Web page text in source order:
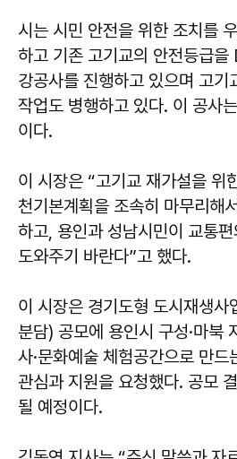
시는 시민 안전을 위한 조치를
하고 기존 고기교의 안전등급
강공사를 진행하고 있으며 고기
작업도 병행하고 있다. 이 공사
이다.
이 시장은 “고기교 재가설을 위
천기본계획을 조속히 마무리해
하고, 용인과 성남시민이 교통
도와주기 바란다”고 했다.
이 시장은 경기도형 도시재생
분담) 공모에 용인시 구성·마북
사·문화예술 체험공간으로 만드
관심과 지원을 요청했다. 공모
될 예정이다.